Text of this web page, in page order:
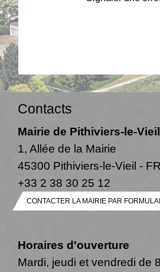
Contacts
Mairie de Pithiviers-le-Vieil
1, Allée de la Mairie
45300 Pithiviers-le-Vieil -
+33 2 38 30 25 12
CONTACTER LA MAIRIE PAR
Horaires d'ouverture
Mardi, jeudi et vendredi de